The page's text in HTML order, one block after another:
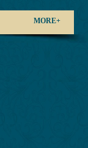
MORE+